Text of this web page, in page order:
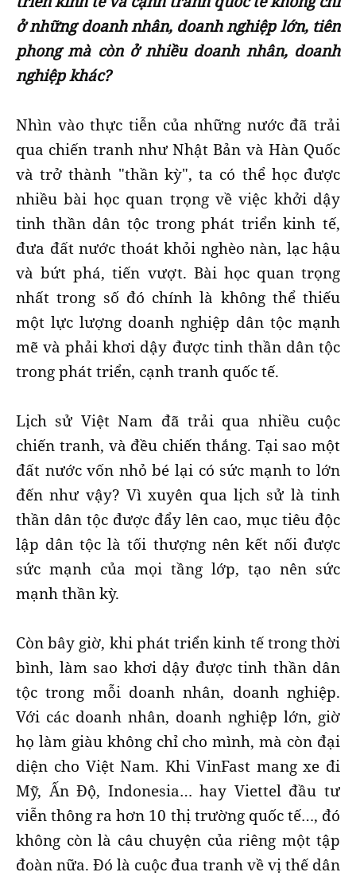
ở những doanh nhân, doanh nghiệp lớn, tiên
phong mà còn ở nhiều doanh nhân, doanh
nghiệp khác?
Nhìn vào thực tiễn của những nước đã trải
qua chiến tranh như Nhật Bản và Hàn Quốc
và trở thành "thần kỳ", ta có thể học được
nhiều bài học quan trọng về việc khởi dậy
tinh thần dân tộc trong phát triển kinh tế,
đưa đất nước thoát khỏi nghèo nàn, lạc hậu
và bứt phá, tiến vượt. Bài học quan trọng
nhất trong số đó chính là không thể thiếu
một lực lượng doanh nghiệp dân tộc mạnh
mẽ và phải khơi dậy được tinh thần dân tộc
trong phát triển, cạnh tranh quốc tế.
Lịch sử Việt Nam đã trải qua nhiều cuộc
chiến tranh, và đều chiến thắng. Tại sao một
đất nước vốn nhỏ bé lại có sức mạnh to lớn
đến như vậy? Vì xuyên qua lịch sử là tinh
thần dân tộc được đẩy lên cao, mục tiêu độc
lập dân tộc là tối thượng nên kết nối được
sức mạnh của mọi tầng lớp, tạo nên sức
mạnh thần kỳ.
Còn bây giờ, khi phát triển kinh tế trong thời
bình, làm sao khơi dậy được tinh thần dân
tộc trong mỗi doanh nhân, doanh nghiệp.
Với các doanh nhân, doanh nghiệp lớn, giờ
họ làm giàu không chỉ cho mình, mà còn đại
diện cho Việt Nam. Khi VinFast mang xe đi
Mỹ, Ấn Độ, Indonesia… hay Viettel đầu tư
viễn thông ra hơn 10 thị trường quốc tế…, đó
không còn là câu chuyện của riêng một tập
đoàn nữa. Đó là cuộc đua tranh về vị thế dân